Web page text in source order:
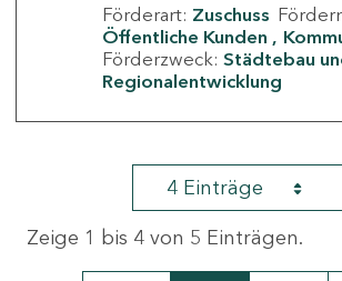
Förderart: Zuschuss
Öffentliche Kunden
Förderzweck: Städtebau
Regionalentwicklung
4 Einträge
Zeige 1 bis 4 von 5 Einträgen.